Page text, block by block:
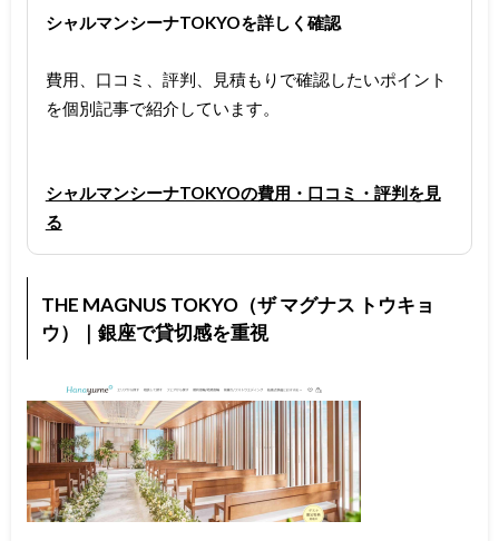
シャルマンシーナTOKYOを詳しく確認
費用、口コミ、評判、見積もりで確認したいポイント
を個別記事で紹介しています。
シャルマンシーナTOKYOの費用・口コミ・評判を見
る
THE MAGNUS TOKYO（ザ マグナス トウキョ
ウ）｜銀座で貸切感を重視